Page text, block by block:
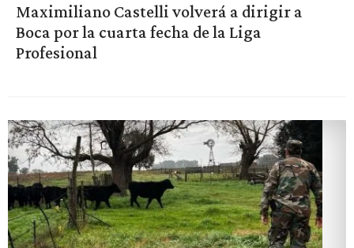
Maximiliano Castelli volverá a dirigir a
Boca por la cuarta fecha de la Liga
Profesional